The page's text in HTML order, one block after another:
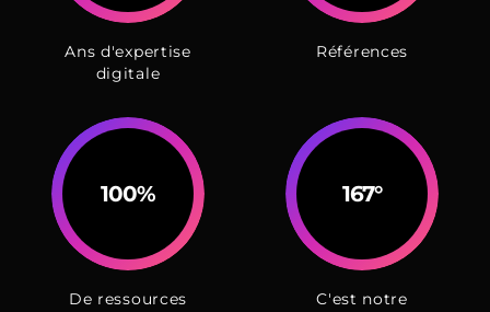
Ans d'expertise
digitale
Références
100%
De ressources
198°
C'est notre